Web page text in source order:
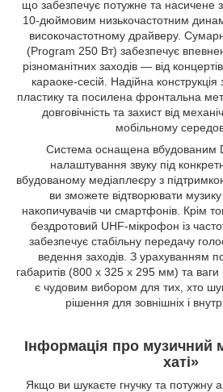
що забезпечує потужне та насичене
10-дюймовим низькочастотним
високочастотному драйверу.
(Program 250 Вт) забезпечує
різноманітних заходів — від
караоке-сесій. Надійна конструкція
пластику та посилена фронтальна
довговічність та захист від
мобільному
Система оснащена вбудованим
налаштування звуку під
вбудованому медіаплеєру з
ви зможете відтворювати
накопичувачів чи смартфонів. Крім
бездротовий UHF-мікрофон із
забезпечує стабільну передачу
ведення заходів. З урахуванням
габаритів (800 x 325 x 295 мм) та
є чудовим вибором для тих, хто
рішення для зовнішніх і
Інформація про музичний
хаті»
Якщо ви шукаєте гнучку та потужну